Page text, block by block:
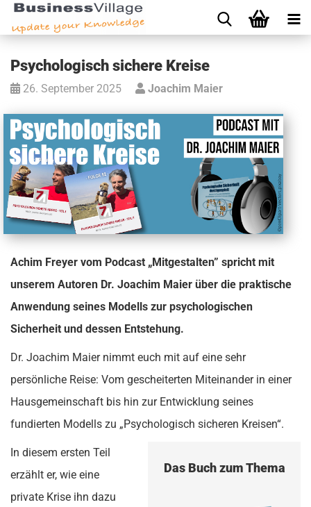
Psychologisch sichere Kreise
26. September 2025 Joachim Maier
Achim Freyer vom Podcast „Mitgestalten” spricht mit
unserem Autoren Dr. Joachim Maier über die praktische
Anwendung seines Modells zur psychologischen
Sicherheit und dessen Entstehung.
Dr. Joachim Maier nimmt euch mit auf eine sehr
persönliche Reise: Vom gescheiterten Miteinander in einer
Hausgemeinschaft bis hin zur Entwicklung seines
fundierten Modells zu „Psychologisch sicheren Kreisen“.
Das Buch zum Thema
In diesem ersten Teil
erzählt er, wie eine
private Krise ihn dazu